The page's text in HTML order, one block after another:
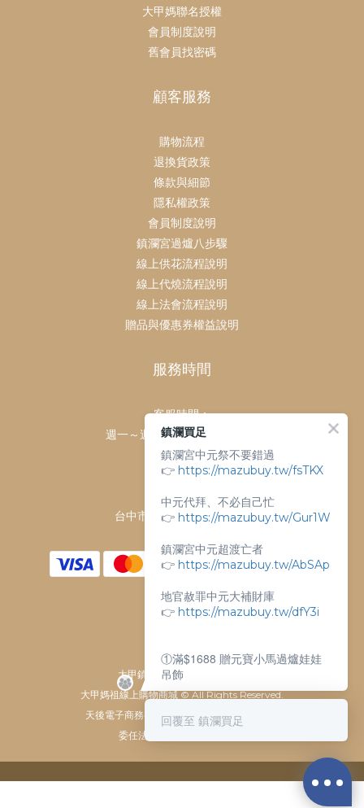
大甲媽聯名授權
會員制度說明
舊會員找密碼
顧客服務
購物流程
退換貨政策
條款與細節
隱私權政策
會員制度說明
鎮瀾宮過爐八步驟
線上供花流程說明
線上代燒流程說明
線上法會流程說明
贈品與優惠券權益說明
服務時間
客服時間：
週一～週日 上午9點～下午6點
客服電話：
04-26763688
門市地址：
台中市大甲區順天路238號
大甲鎮瀾宮唯一指定 官方商城
大甲媽祖線上購物商城 © All Rights Reserved.
天後電子商務有限公司 / 統一編號 61929607
委任法律顧問：瀛睿律師事務
鎮瀾買足
鎮瀾宮中元祭不要錯過
👉 https://mazubuy.tw/fsTKX
中元代拜、不必自己忙
👉 https://mazubuy.tw/Gur1W
鎮瀾宮中元超渡亡者
👉 https://mazubuy.tw/AbSAp
地官赦罪中元大補財庫
👉 https://mazubuy.tw/dfY3i
①滿$1688 贈元寶小馬過爐娃娃
吊飾
給你滿滿的購物靈感
回覆至 鎮瀾買足